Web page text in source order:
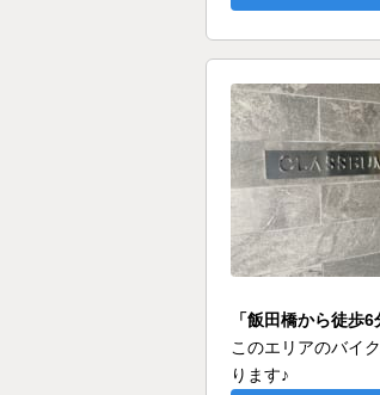
「飯田橋から徒歩
このエリアのバイ
ります♪